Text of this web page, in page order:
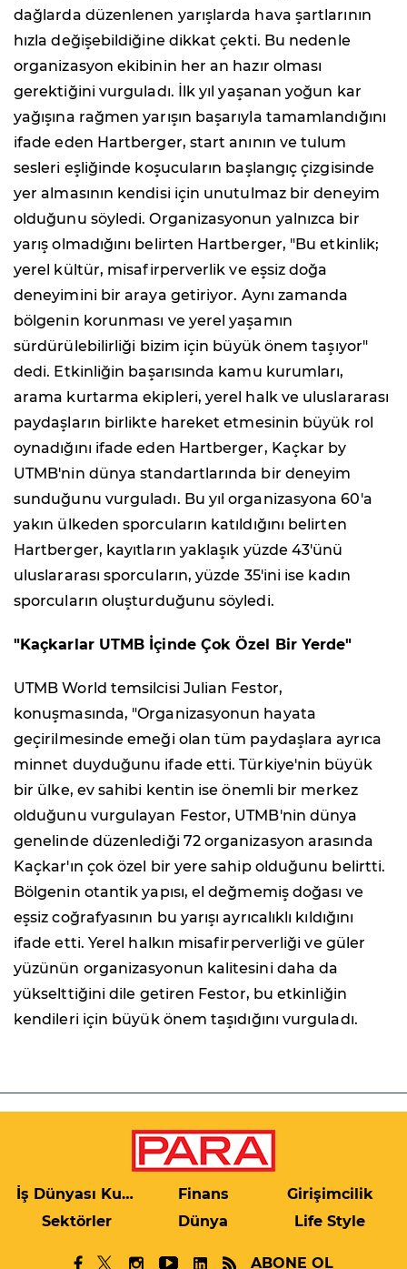
dağlarda düzenlenen yarışlarda hava şartlarının
hızla değişebildiğine dikkat çekti. Bu nedenle
organizasyon ekibinin her an hazır olması
gerektiğini vurguladı. İlk yıl yaşanan yoğun kar
yağışına rağmen yarışın başarıyla tamamlandığını
ifade eden Hartberger, start anının ve tulum
sesleri eşliğinde koşucuların başlangıç çizgisinde
yer almasının kendisi için unutulmaz bir deneyim
olduğunu söyledi. Organizasyonun yalnızca bir
yarış olmadığını belirten Hartberger, "Bu etkinlik;
yerel kültür, misafirperverlik ve eşsiz doğa
deneyimini bir araya getiriyor. Aynı zamanda
bölgenin korunması ve yerel yaşamın
sürdürülebilirliği bizim için büyük önem taşıyor"
dedi. Etkinliğin başarısında kamu kurumları,
arama kurtarma ekipleri, yerel halk ve uluslararası
paydaşların birlikte hareket etmesinin büyük rol
oynadığını ifade eden Hartberger, Kaçkar by
UTMB'nin dünya standartlarında bir deneyim
sunduğunu vurguladı. Bu yıl organizasyona 60'a
yakın ülkeden sporcuların katıldığını belirten
Hartberger, kayıtların yaklaşık yüzde 43'ünü
uluslararası sporcuların, yüzde 35'ini ise kadın
sporcuların oluşturduğunu söyledi.
"Kaçkarlar UTMB İçinde Çok Özel Bir Yerde"
UTMB World temsilcisi Julian Festor,
konuşmasında, "Organizasyonun hayata
geçirilmesinde emeği olan tüm paydaşlara ayrıca
minnet duyduğunu ifade etti. Türkiye'nin büyük
bir ülke, ev sahibi kentin ise önemli bir merkez
olduğunu vurgulayan Festor, UTMB'nin dünya
genelinde düzenlediği 72 organizasyon arasında
Kaçkar'ın çok özel bir yere sahip olduğunu belirtti.
Bölgenin otantik yapısı, el değmemiş doğası ve
eşsiz coğrafyasının bu yarışı ayrıcalıklı kıldığını
ifade etti. Yerel halkın misafirperverliği ve güler
yüzünün organizasyonun kalitesini daha da
yükselttiğini dile getiren Festor, bu etkinliğin
kendileri için büyük önem taşıdığını vurguladı.
İş Dünyası Kulis Finans
Girişimcilik
Sektörler
Dünya Life Style
ABONE OL